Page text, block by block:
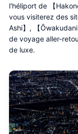
l'héliport de 【
vous visiterez des
Ashi】, 【
de voyage aller-
de luxe.